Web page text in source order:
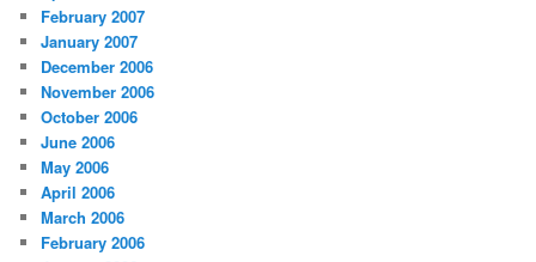
February 2007
January 2007
December 2006
November 2006
October 2006
June 2006
May 2006
April 2006
March 2006
February 2006